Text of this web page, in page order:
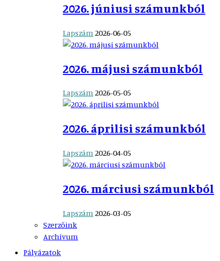
2026. júniusi számunkból
Lapszám 2026-06-05
2026. májusi számunkból
Lapszám2026-05-05
2026. áprilisi számunkból
Lapszám2026-04-05
2026. márciusi számunkból
Lapszám2026-03-05
Szerzőink
Archívum
Pályázatok